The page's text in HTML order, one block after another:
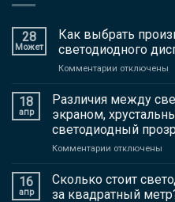
28
Может
Как выбрать
светодиодного
Комментарии отключены
18
апр
Различия между
экраном,
светодиодный
Комментарии отключены
16
апр
Сколько стоит
за квадратный